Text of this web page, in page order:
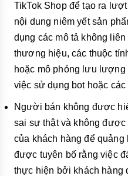
TikTok Shop để tạo ra
nội dung niêm yết sản
dụng các mô tả không
thương hiệu, các thuộc
hoặc mô phỏng lưu lượng
việc sử dụng bot hoặc
Người bán không được
sai sự thật và không
của khách hàng để
được tuyên bố rằng việc
thực hiện bởi khách hàng